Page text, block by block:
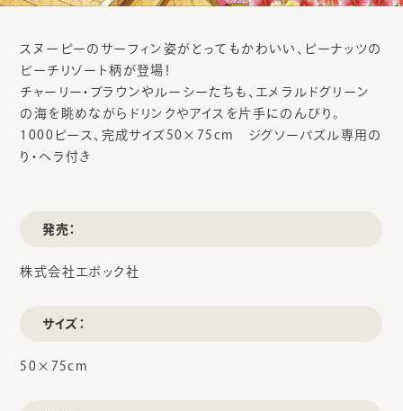
スヌーピーのサーフィン姿がとってもかわいい、ピーナッツの
ビーチリゾート柄が登場！
チャーリー・ブラウンやルーシーたちも、エメラルドグリーン
の海を眺めながらドリンクやアイスを片手にのんびり。
1000ピース、完成サイズ50×75cm ジグソーパズル専用の
り・ヘラ付き
発売：
株式会社エポック社
サイズ：
50×75cm